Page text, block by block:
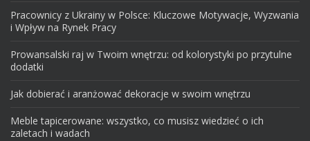
Pracownicy z Ukrainy w Polsce: Kluczowe Motywacje, Wyzwania
i Wpływ na Rynek Pracy
Prowansalski raj w Twoim wnętrzu: od kolorystyki po przytulne
dodatki
Jak dobierać i aranżować dekoracje w swoim wnętrzu
Meble tapicerowane: wszystko, co musisz wiedzieć o ich
zaletach i wadach